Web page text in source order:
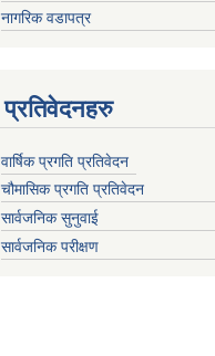
नागरिक वडापत्र
प्रतिवेदनहरु
वार्षिक प्रगति प्रतिवेदन
चौमासिक प्रगति प्रतिवेदन
सार्वजनिक सुनुवाई
सार्वजनिक परीक्षण